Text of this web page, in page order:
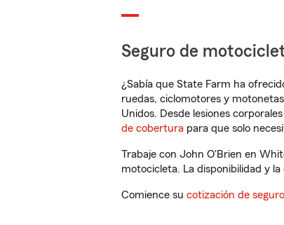
Seguro de
¿Sabía que State Farm ha
ruedas, ciclomotores y
Unidos. Desde lesiones
de cobertura para que solo
Trabaje con John O'Brien en
motocicleta. La disponibilidad y
Comience su cotización de